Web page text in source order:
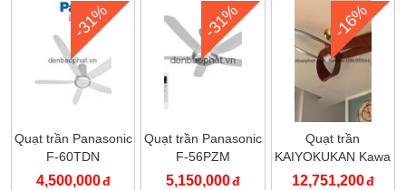
-31%
Quạt trần Panasonic
F-60TDN
4,500,000
-31%
Quạt trần Panasonic
F-56PZM
5,150,000
-16%
Quạt trần
KAIYOKUKAN Kawa
020
12,751,200